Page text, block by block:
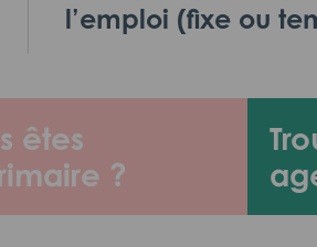
êtes
?
l’emploi (fixe ou